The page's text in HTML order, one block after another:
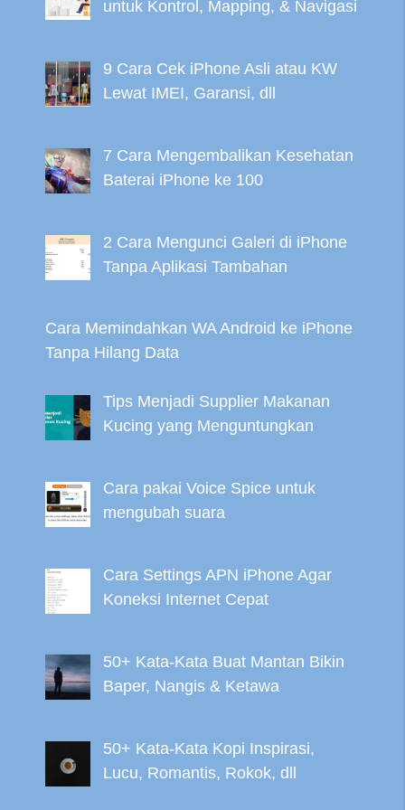
untuk Kontrol, Mapping, & Navigasi
9 Cara Cek iPhone Asli atau KW
Lewat IMEI, Garansi, dll
7 Cara Mengembalikan Kesehatan
Baterai iPhone ke 100
2 Cara Mengunci Galeri di iPhone
Tanpa Aplikasi Tambahan
Cara Memindahkan WA Android ke iPhone
Tanpa Hilang Data
Tips Menjadi Supplier Makanan
Kucing yang Menguntungkan
Cara pakai Voice Spice untuk
mengubah suara
Cara Settings APN iPhone Agar
Koneksi Internet Cepat
50+ Kata-Kata Buat Mantan Bikin
Baper, Nangis & Ketawa
50+ Kata-Kata Kopi Inspirasi,
Lucu, Romantis, Rokok, dll